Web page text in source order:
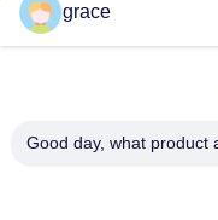
Strumento di
costruzione di strade
Multi accessori
grace
Good day, what product